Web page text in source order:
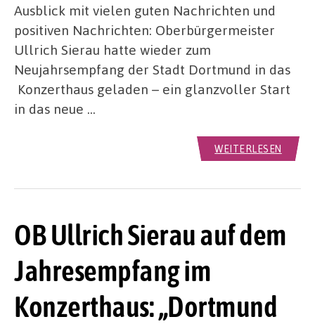
Ausblick mit vielen guten Nachrichten und
positiven Nachrichten: Oberbürgermeister
Ullrich Sierau hatte wieder zum
Neujahrsempfang der Stadt Dortmund in das
Konzerthaus geladen – ein glanzvoller Start
in das neue …
WEITERLESEN
OB Ullrich Sierau auf dem
Jahresempfang im
Konzerthaus: „Dortmund